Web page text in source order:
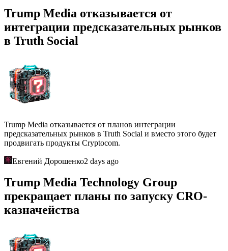
Trump Media отказывается от
интеграции предсказательных рынков
в Truth Social
Trump Media отказывается от планов интеграции
предсказательных рынков в Truth Social и вместо этого будет
продвигать продукты Cryptocom.
Евгений Дорошенко2 days ago
Trump Media Technology Group
прекращает планы по запуску CRO-
казначейства